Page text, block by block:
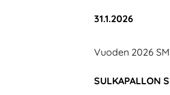
Julkaistu:
31.1.2026
Vuoden 2026
SULKAPALLON